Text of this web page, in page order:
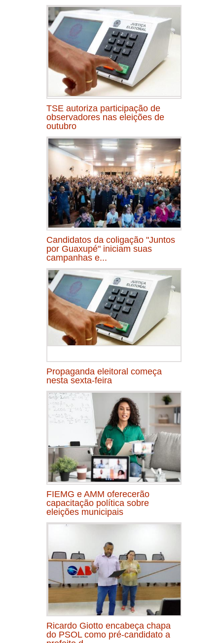
TSE autoriza participação de
observadores nas eleições de
outubro
Candidatos da coligação "Juntos
por Guaxupé" iniciam suas
campanhas e...
Propaganda eleitoral começa
nesta sexta-feira
FIEMG e AMM oferecerão
capacitação política sobre
eleições municipais
Ricardo Giotto encabeça chapa
do PSOL como pré-candidato a